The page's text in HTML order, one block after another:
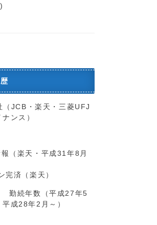
JCB・楽天・三菱UFJ
ンス）
（楽天・平成31年8月
済（楽天）
勤続年数（平成27年5
成28年2月～）